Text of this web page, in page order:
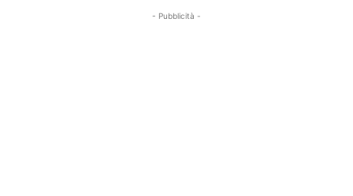
- Pubblicità -